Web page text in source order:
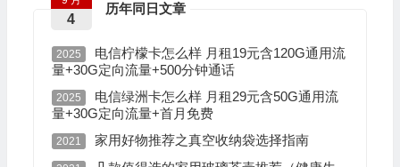
历年同日文章
4
2025
电信柠檬卡怎么样 月租19元含120G通用流
量+30G定向流量+500分钟通话
2025
电信绿洲卡怎么样 月租29元含50G通用流
量+30G定向流量+首月免费
2021 家用好物推荐之真空收纳袋选择指南